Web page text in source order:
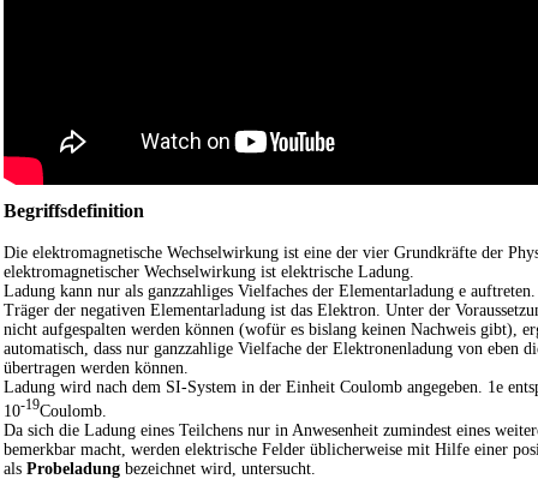
Begriffsdefinition
Die elektromagnetische Wechselwirkung ist eine der vier Grundkräfte der
elektromagnetischer Wechselwirkung ist elektrische Ladung.
Ladung kann nur als ganzzahliges Vielfaches der Elementarladung e
Träger der negativen Elementarladung ist das Elektron. Unter der
nicht aufgespalten werden können (wofür es bislang keinen Nachweis gibt),
automatisch, dass nur ganzzahlige Vielfache der Elektronenladung von eben
übertragen werden können.
Ladung wird nach dem SI-System in der Einheit Coulomb angegeben. 1e
10-19Coulomb.
Da sich die Ladung eines Teilchens nur in Anwesenheit zumindest eines
bemerkbar macht, werden elektrische Felder üblicherweise mit Hilfe einer
als Probeladung bezeichnet wird, untersucht.